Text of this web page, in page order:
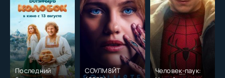
Последний
СОУЛМ8ЙТ
Человек-паук: